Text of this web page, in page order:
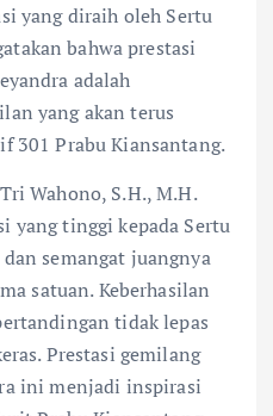
yang diraih oleh Sertu
bahwa prestasi
adalah
yang akan terus
301 Prabu Kiansantang.
Wahono, S.H., M.H.
yang tinggi kepada Sertu
semangat juangnya
satuan. Keberhasilan
tidak lepas
Prestasi gemilang
ini menjadi inspirasi